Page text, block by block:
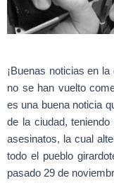
¡Buenas noticias en
no se han vuelto
es una buena noticia
de la ciudad,
asesinatos, la cual
todo el pueblo
pasado 29 de